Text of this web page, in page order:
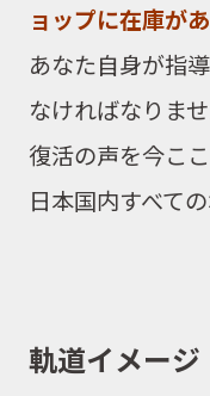
ョップに在庫が
あなた自身が指
なければなりませ
復活の声を今こ
日本国内すべて
軌道イメージ